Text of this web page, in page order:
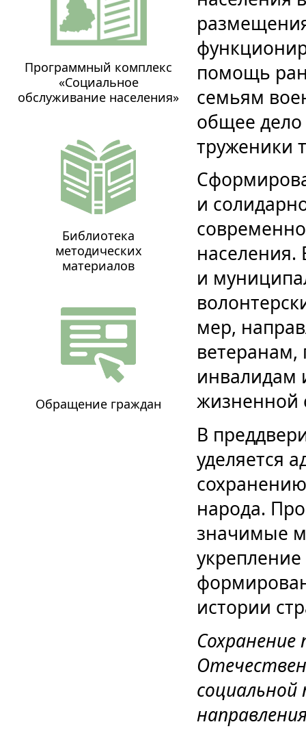
помощь
семьям
общее
труженики
и
населения.
и
мер,
ветеранам,
инвалидам
жизненной
В
уделяется
народа.
значимые
истории
Программный комплекс
«Социальное
обслуживание населения»
Библиотека
методических
материалов
Обращение граждан